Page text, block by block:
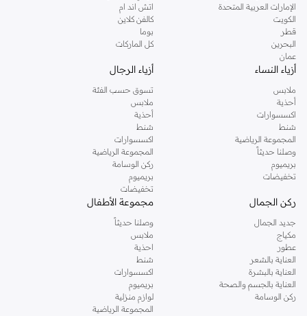
دوروثي بيركنز الشهيرة. تصفحي المجموعة كاملة في متجر دوروثي بيركنز اون لاين او
استخدمي القائمة لتحديد تجربة تسوق دوروثي بيركنز اون لاين. خدمة التوصيل السريعة
والدعم الاستثنائي يضمن لك تجربة تسوق ممتعة دائما مع نمشي.
الإمارات العربية المتحدة
الكويت
قطر
البحرين
عمان
اتش اند ام
كالفن كلاين
بوما
كل الماركات
أزياء النساء
ملابس
أحذية
اكسسوارات
شنط
المجموعة الرياضية
وصلنا حديثاً
بريميوم
تخفيضات
أزياء الرجال
تسوق حسب الفئة
ملابس
أحذية
شنط
اكسسوارات
المجموعة الرياضية
ركن الوسامة
بريميوم
تخفيضات
ركن الجمال
جديد الجمال
مكياج
عطور
العناية بالشعر
العناية بالبشرة
العناية بالجسم والصحة
ركن الوسامة
مجموعة الأطفال
وصلنا حديثاً
ملابس
احذية
شنط
اكسسوارات
بريميوم
لوازم منزلية
المجموعة الرياضية